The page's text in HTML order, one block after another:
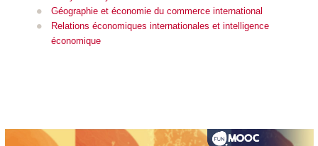
Géographie et économie du commerce international
Relations économiques internationales et intelligence
économique